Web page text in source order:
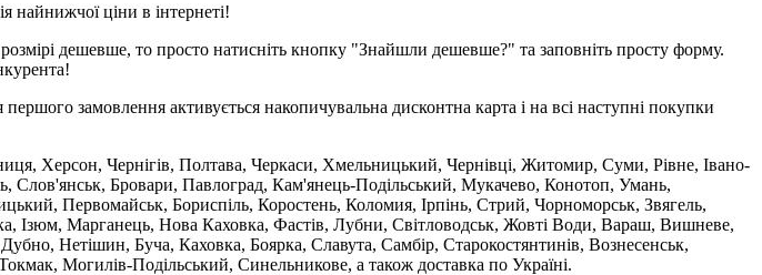
найнижчої ціни в інтернеті!
дешевше, то просто натисніть кнопку "Знайшли дешевше?" та заповніть просту форму.
замовлення активується накопичувальна дисконтна карта і на всі наступні покупки
Херсон, Чернігів, Полтава, Черкаси, Хмельницький, Чернівці, Житомир, Суми, Рівне, Івано-
Слов'янськ, Бровари, Павлоград, Кам'янець-Подільський, Мукачево, Конотоп, Умань,
Первомайськ, Бориспіль, Коростень, Коломия, Ірпінь, Стрий, Чорноморськ, Звягель,
Ізюм, Марганець, Нова Каховка, Фастів, Лубни, Світловодськ, Жовті Води, Вараш, Вишневе,
Нетішин, Буча, Каховка, Боярка, Славута, Самбір, Старокостянтинів, Вознесенськ,
Могилів-Подільський, Синельникове, а також доставка по Україні.